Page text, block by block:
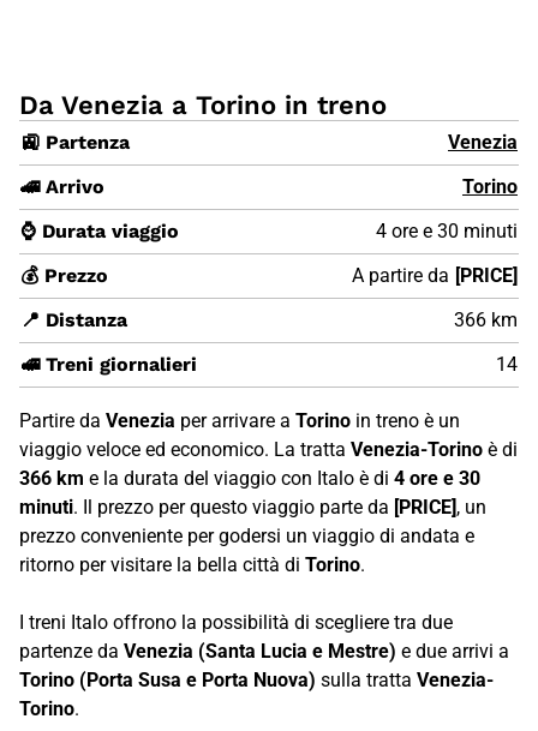
Da Venezia a Torino in treno
🚉 Partenza
Venezia
🚄 Arrivo
Torino
⌚ Durata viaggio
4 ore e 30 minuti
💰 Prezzo
A partire da [PRICE]
📍 Distanza
366 km
🚅 Treni giornalieri
14
Partire da Venezia per arrivare a Torino in treno è un
viaggio veloce ed economico. La tratta Venezia-Torino è di
366 km e la durata del viaggio con Italo è di 4 ore e 30
minuti. Il prezzo per questo viaggio parte da [PRICE], un
prezzo conveniente per godersi un viaggio di andata e
ritorno per visitare la bella città di Torino.
I treni Italo offrono la possibilità di scegliere tra due
partenze da Venezia (Santa Lucia e Mestre) e due arrivi a
Torino (Porta Susa e Porta Nuova) sulla tratta Venezia-
Torino.